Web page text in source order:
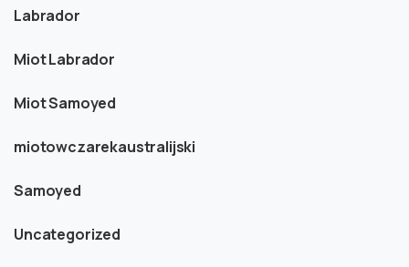
Labrador
Miot Labrador
Miot Samoyed
miotowczarekaustralijski
Samoyed
Uncategorized